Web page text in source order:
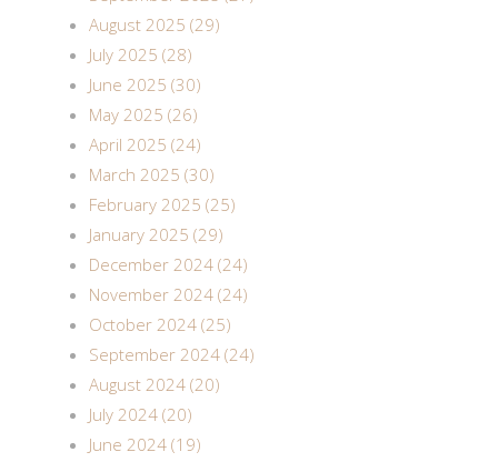
August 2025 (29)
July 2025 (28)
June 2025 (30)
May 2025 (26)
April 2025 (24)
March 2025 (30)
February 2025 (25)
January 2025 (29)
December 2024 (24)
November 2024 (24)
October 2024 (25)
September 2024 (24)
August 2024 (20)
July 2024 (20)
June 2024 (19)